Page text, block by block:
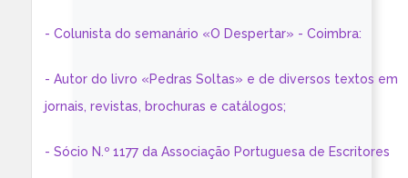
- Colunista do semanário «O Despertar» - Coimbra:
- Autor do livro «Pedras Soltas» e de diversos textos em
jornais, revistas, brochuras e catálogos;
- Sócio N.º 1177 da Associação Portuguesa de Escritores